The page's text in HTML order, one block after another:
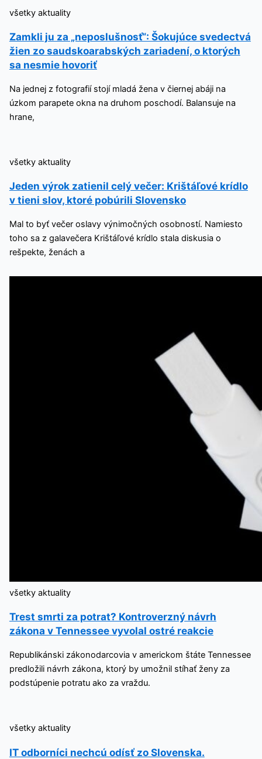
všetky aktuality
Zamkli ju za „neposlušnosť“: Šokujúce svedectvá
žien zo saudskoarabských zariadení, o ktorých
sa nesmie hovoriť
Na jednej z fotografií stojí mladá žena v čiernej abáji na
úzkom parapete okna na druhom poschodí. Balansuje na
hrane,
všetky aktuality
Jeden výrok zatienil celý večer: Krištáľové krídlo
v tieni slov, ktoré pobúrili Slovensko
Mal to byť večer oslavy výnimočných osobností. Namiesto
toho sa z galavečera Krištáľové krídlo stala diskusia o
rešpekte, ženách a
všetky aktuality
Trest smrti za potrat? Kontroverzný návrh
zákona v Tennessee vyvolal ostré reakcie
Republikánski zákonodarcovia v americkom štáte Tennessee
predložili návrh zákona, ktorý by umožnil stíhať ženy za
podstúpenie potratu ako za vraždu.
všetky aktuality
IT odborníci nechcú odísť zo Slovenska.